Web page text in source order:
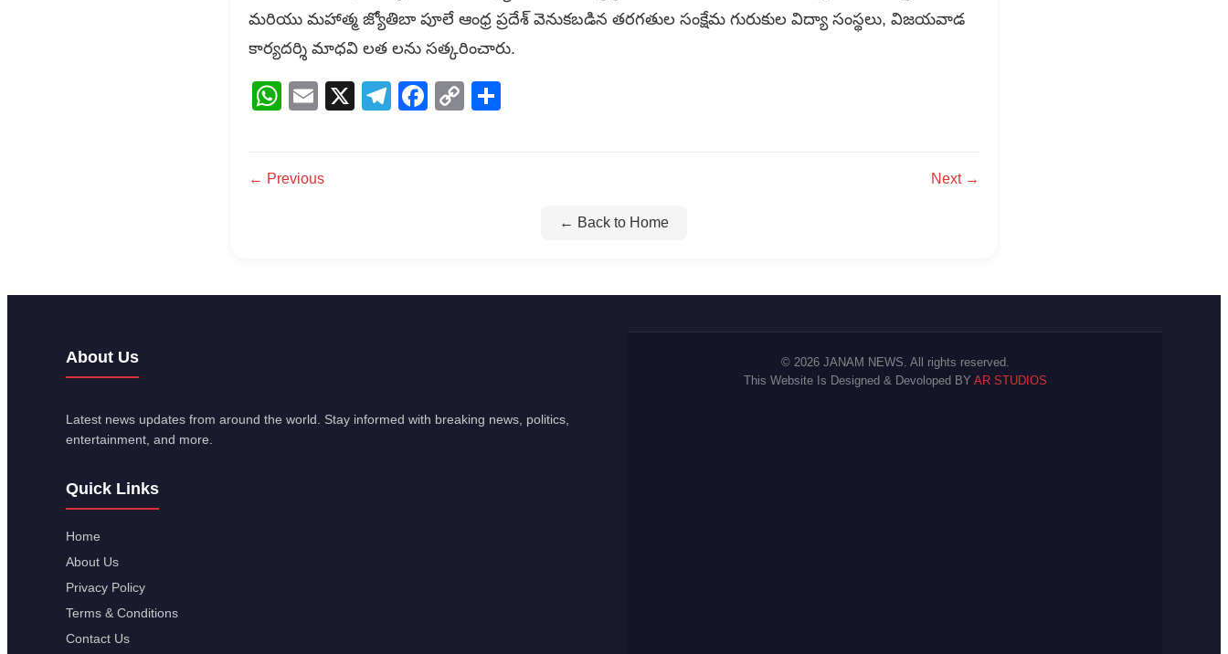
మరియు మహాత్మ జ్యోతిబా పూలే ఆంధ్ర ప్రదేశ్ వెనుకబడిన తరగతుల సంక్షేమ గురుకుల విద్యా సంస్థలు, విజయవాడ
కార్యదర్శి మాధవి లత లను సత్కరించారు.
WhatsApp
Email
X Telegram
Facebook
Copy
← Previous Next →
← Back to Home
About Us
Latest news updates from around the world. Stay informed with breaking news, politics,
entertainment, and more.
Quick Links
Home
About Us
Privacy Policy
Terms & Conditions
Contact Us
© 2026 JANAM NEWS. All rights reserved.
This Website Is Designed & Devoloped BY AR STUDIOS